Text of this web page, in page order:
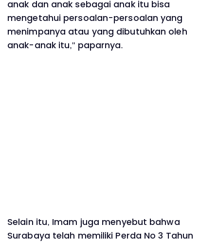
anak dan anak sebagai anak itu bisa
mengetahui persoalan-persoalan yang
menimpanya atau yang dibutuhkan oleh
anak-anak itu," paparnya.
‎Selain itu, Imam juga menyebut bahwa
Surabaya telah memiliki Perda No 3 Tahun